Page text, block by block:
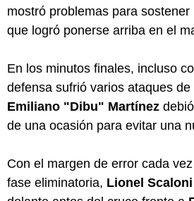
mostró problemas para
que logró ponerse arriba en el
En los minutos finales, incluso
defensa sufrió varios ataques
Emiliano "Dibu" Martínez
de una ocasión para evitar una
Con el margen de error cada
fase eliminatoria, Lionel Scaloni